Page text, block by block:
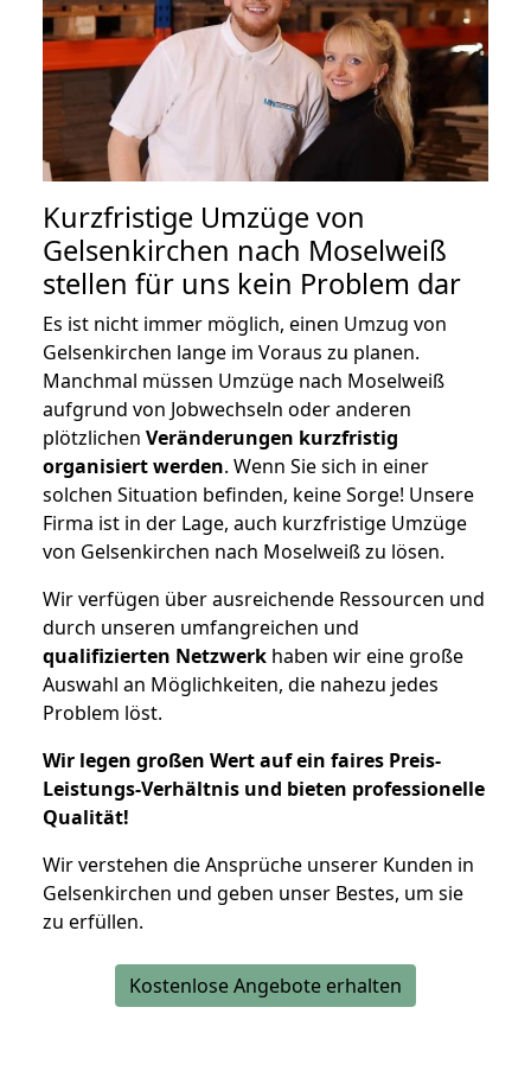
Kurzfristige Umzüge von
Gelsenkirchen nach Moselweiß
stellen für uns kein Problem dar
Es ist nicht immer möglich, einen Umzug von
Gelsenkirchen lange im Voraus zu planen.
Manchmal müssen Umzüge nach Moselweiß
aufgrund von Jobwechseln oder anderen
plötzlichen Veränderungen kurzfristig
organisiert werden. Wenn Sie sich in einer
solchen Situation befinden, keine Sorge! Unsere
Firma ist in der Lage, auch kurzfristige Umzüge
von Gelsenkirchen nach Moselweiß zu lösen.
Wir verfügen über ausreichende Ressourcen und
durch unseren umfangreichen und
qualifizierten Netzwerk haben wir eine große
Auswahl an Möglichkeiten, die nahezu jedes
Problem löst.
Wir legen großen Wert auf ein faires Preis-
Leistungs-Verhältnis und bieten professionelle
Qualität!
Wir verstehen die Ansprüche unserer Kunden in
Gelsenkirchen und geben unser Bestes, um sie
zu erfüllen.
Kostenlose Angebote erhalten